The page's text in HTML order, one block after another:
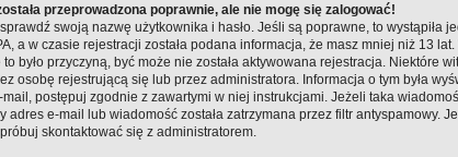
przeprowadzona poprawnie, ale nie mogę się zalogować!
swoją nazwę użytkownika i hasło. Jeśli są poprawne, to wystąpiła
a w czasie rejestracji została podana informacja, że masz mniej niż 13
było przyczyną, być może nie została aktywowana rejestracja. Niektóre
osobę rejestrującą się lub przez administratora. Informacja o tym była
postępuj zgodnie z zawartymi w niej instrukcjami. Jeżeli taka
adres e-mail lub wiadomość została zatrzymana przez filtr antyspamowy.
skontaktować się z administratorem.